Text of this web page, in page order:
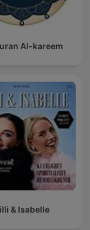
Al-kareem
& Isabelle